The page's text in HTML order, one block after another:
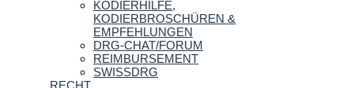
KODIERHILFE,
KODIERBROSCHÜREN &
EMPFEHLUNGEN
DRG-CHAT/FORUM
REIMBURSEMENT
SWISSDRG
RECHT